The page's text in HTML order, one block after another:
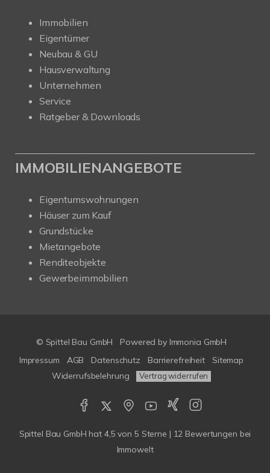
Immobilien
Eigentümer
Neubau & GU
Hausverwaltung
Unternehmen
Service
Ratgeber & Downloads
IMMOBILIENANGEBOTE
Eigentumswohnungen
Häuser zum Kauf
Grundstücke
Mietangebote
Renditeobjekte
Gewerbeimmobilien
© Spittel Bau GmbH Powered by Immonia GmbH
Impressum
AGB Datenschutz Barrierefreiheit
Sitemap
Widerrufsbelehrung
Vertrag widerrufen
Spittel Bau GmbH hat 4,5 von 5 Sterne | 12 Bewertungen bei
Immowelt